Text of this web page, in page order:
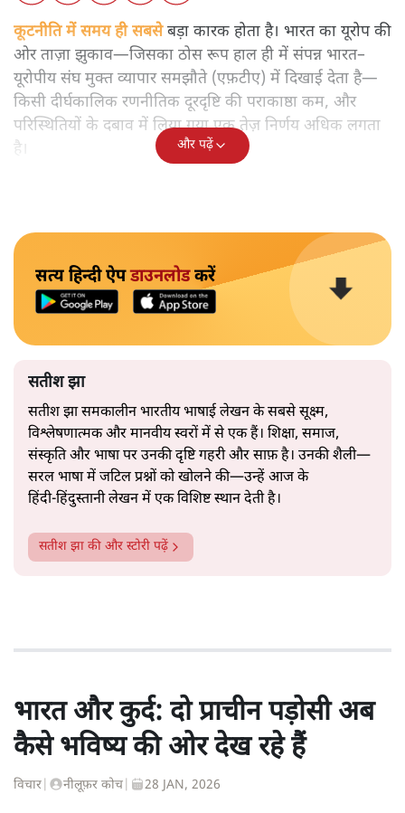
भारत ईयू मुक्त व्यापार समझौताः ईयू अध्यक्ष उर्सुला वॉन डेर लेयेन और
पीएम मोदी
भारत-यूरोपीय संघ मुक्त व्यापार समझौताः क्या यूरोप की ओर भारत
का झुकाव एक लंबा रणनीतिक नज़रिया है या वैश्विक दबावों और
अमेरिकी अनिश्चितता की वजह से उठाया गया एक कदम है? वरिष्ठ
कूटनीति में समय ही सबसेबड़ा कारक होता है। भारत का यूरोप की
ओर ताज़ा झुकाव—जिसका ठोस रूप हाल ही में संपन्न भारत–
यूरोपीय संघ मुक्त व्यापार समझौते (एफ़टीए) में दिखाई देता है—
किसी दीर्घकालिक रणनीतिक दूरदृष्टि की पराकाष्ठा कम, और
परिस्थितियों के दबाव में लिया गया एक तेज़ निर्णय अधिक लगता
सत्य हिन्दी ऐपडाउनलोडकरें